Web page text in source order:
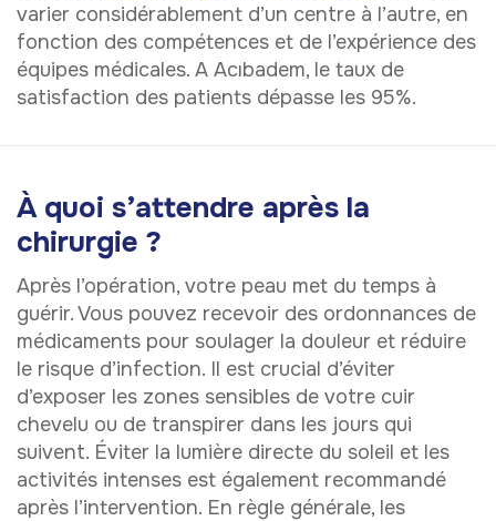
varier considérablement d’un centre à l’autre, en
fonction des compétences et de l’expérience des
équipes médicales. A Acıbadem, le taux de
satisfaction des patients dépasse les 95%.
À quoi s’attendre après la
chirurgie ?
Après l’opération, votre peau met du temps à
guérir. Vous pouvez recevoir des ordonnances de
médicaments pour soulager la douleur et réduire
le risque d’infection. Il est crucial d’éviter
d’exposer les zones sensibles de votre cuir
chevelu ou de transpirer dans les jours qui
suivent. Éviter la lumière directe du soleil et les
activités intenses est également recommandé
après l’intervention. En règle générale, les